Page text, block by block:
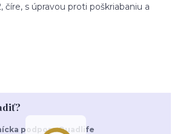
číre, s úpravou proti poškriabaniu a
podpora Quadlife